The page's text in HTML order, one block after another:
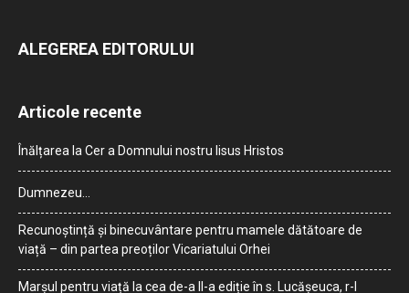
ALEGEREA EDITORULUI
Articole recente
Înălțarea la Cer a Domnului nostru Iisus Hristos
Dumnezeu…
Recunoștință și binecuvântare pentru mamele dătătoare de
viață – din partea preoților Vicariatului Orhei
Marșul pentru viață la cea de-a II-a ediție în s. Lucășeuca, r-l